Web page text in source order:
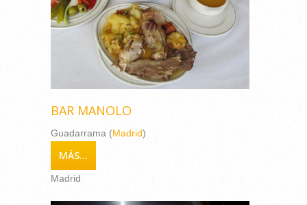
BAR MANOLO
Guadarrama (Madrid)
MÁS...
Madrid